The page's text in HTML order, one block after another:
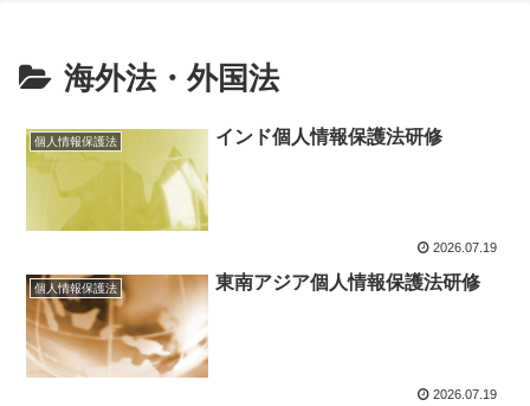
海外法・外国法
個人情報保護法 インド個人情報保護法研修
2026.07.19
個人情報保護法 東南アジア個人情報保護法研修
2026.07.19